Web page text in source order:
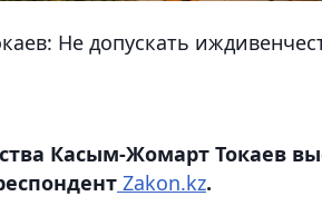
Не допускать
Касым-Жомарт Токаев
Zakon.kz.